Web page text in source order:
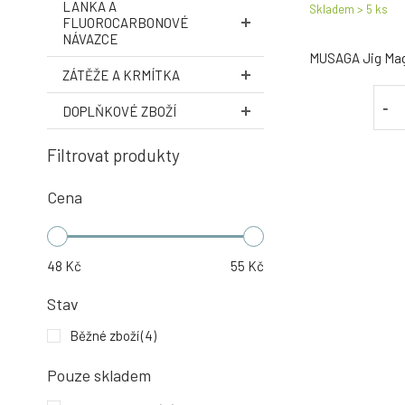
LANKA A
FLUOROCARBONOVÉ
NÁVAZCE
ZÁTĚŽE A KRMÍTKA
DOPLŇKOVÉ ZBOŽÍ
Filtrovat produkty
Cena
48 Kč 55 Kč
Stav
Běžné zboží(4)
Pouze skladem
Skladem > 5 ks
MUSAGA Jig
-